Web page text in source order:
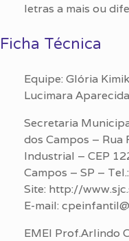
letras a mais ou
Ficha Técnica
Equipe: Glória
Lucimara
Secretaria
dos Campos – Rua
Industrial – CEP
Campos – SP –
Site: http://
E-mail:
EMEI Prof.Arlindo